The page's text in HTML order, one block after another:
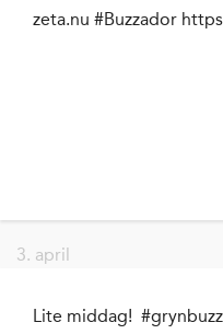
zeta.nu #Buzzador
3. april
Lite middag!